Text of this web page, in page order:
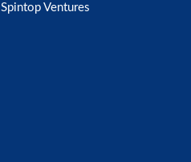
Spintop Ventures